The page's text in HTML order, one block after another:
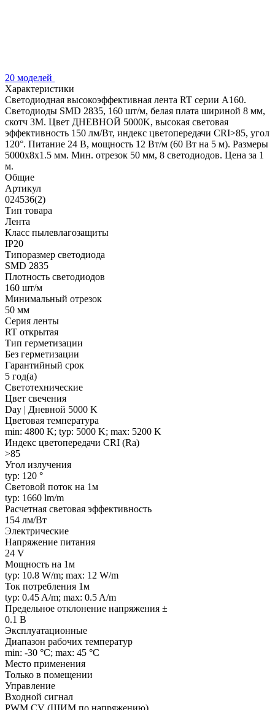
20 моделей
Характеристики
Светодиодная высокоэффективная лента RT серии A160.
Светодиоды SMD 2835, 160 шт/м, белая плата шириной 8 мм,
скотч 3M. Цвет ДНЕВНОЙ 5000K, высокая световая
эффективность 150 лм/Вт, индекс цветопередачи CRI>85, угол
120°. Питание 24 В, мощность 12 Вт/м (60 Вт на 5 м). Размеры
5000x8x1.5 мм. Мин. отрезок 50 мм, 8 светодиодов. Цена за 1
м.
Общие
Артикул
024536(2)
Тип товара
Лента
Класс пылевлагозащиты
IP20
Типоразмер светодиода
SMD 2835
Плотность светодиодов
160 шт/м
Минимальный отрезок
50 мм
Серия ленты
RT открытая
Тип герметизации
Без герметизации
Гарантийный срок
5 год(а)
Светотехнические
Цвет свечения
Day | Дневной 5000 K
Цветовая температура
min: 4800 K; typ: 5000 K; max: 5200 K
Индекс цветопередачи CRI (Ra)
>85
Угол излучения
typ: 120 °
Световой поток на 1м
typ: 1660 lm/m
Расчетная световая эффективность
154 лм/Вт
Электрические
Напряжение питания
24 V
Мощность на 1м
typ: 10.8 W/m; max: 12 W/m
Ток потребления 1м
typ: 0.45 A/m; max: 0.5 A/m
Предельное отклонение напряжения ±
0.1 В
Эксплуатационные
Диапазон рабочих температур
min: -30 °C; max: 45 °C
Место применения
Только в помещении
Управление
Входной сигнал
PWM СV (ШИМ по напряжению)